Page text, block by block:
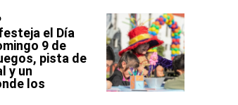
el Día
9 de
pista de
y un
los